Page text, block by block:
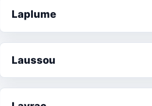
Laplume
Laussou